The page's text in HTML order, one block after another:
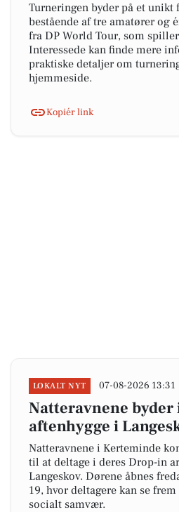
Turneringen byder på et
bestående af tre amatører og
fra DP World Tour, som
Interessede kan finde mere
praktiske detaljer om
hjemmeside.
Kopiér link
LOKALT NYT 07-08-2026 13:31
Natteravnene
aftenhygge i
Natteravnene i Kerteminde
til at deltage i deres Drop-in
Langeskov. Dørene åbnes
19, hvor deltagere kan se
socialt samvær.